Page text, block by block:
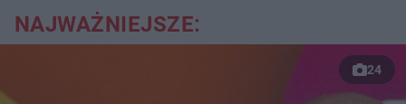
NAJWAŻNIEJSZE:
24